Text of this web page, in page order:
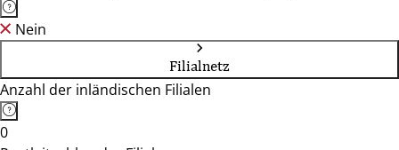
Nein
Filialnetz
Anzahl der inländischen Filialen
0